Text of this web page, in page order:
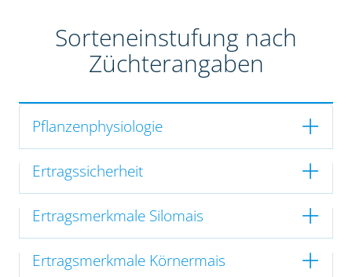
Sorteneinstufung nach
Züchterangaben
Pflanzenphysiologie
Ertragssicherheit
Ertragsmerkmale Silomais
Ertragsmerkmale Körnermais